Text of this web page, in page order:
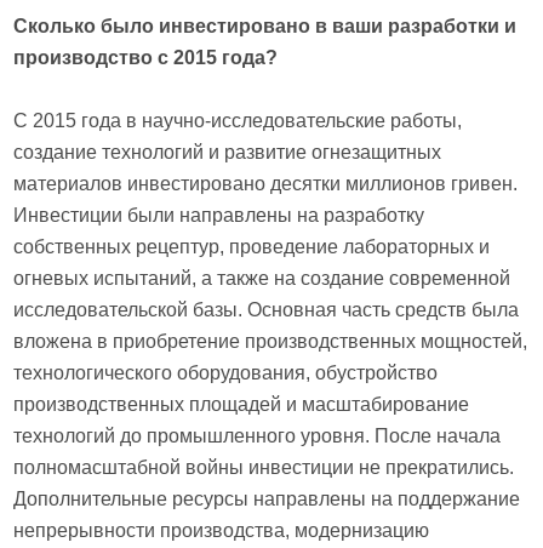
Сколько было инвестировано в ваши разработки и
производство с 2015 года?
С 2015 года в научно-исследовательские работы,
создание технологий и развитие огнезащитных
материалов инвестировано десятки миллионов гривен.
Инвестиции были направлены на разработку
собственных рецептур, проведение лабораторных и
огневых испытаний, а также на создание современной
исследовательской базы. Основная часть средств была
вложена в приобретение производственных мощностей,
технологического оборудования, обустройство
производственных площадей и масштабирование
технологий до промышленного уровня. После начала
полномасштабной войны инвестиции не прекратились.
Дополнительные ресурсы направлены на поддержание
непрерывности производства, модернизацию